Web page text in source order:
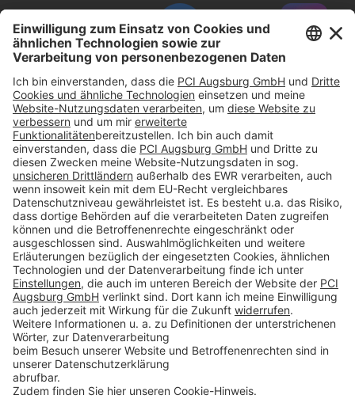
#PCI
Impressum
Datenschutz
AGB
Rechtliche Hinweise
Cookie-Einstellungen öffnen
Betroffenenrechte
www.bimobject.com